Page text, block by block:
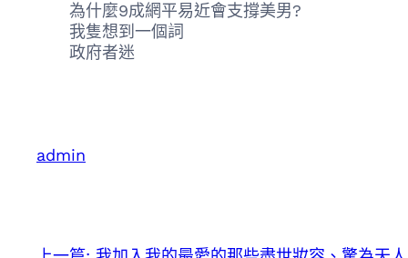
為什麼9成網平易近會支撐美男?
我隻想到一個詞
政府者迷
admin